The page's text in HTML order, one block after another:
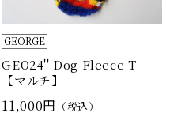
GEORGE
GEO24'' Dog Fleece T
【マルチ】
11,000円 （税込）